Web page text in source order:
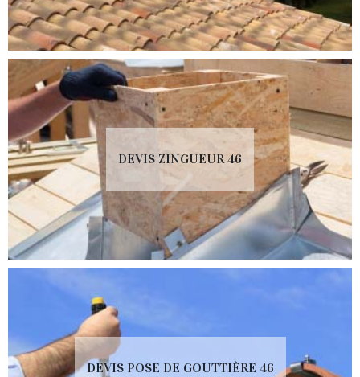
DEVIS ZINGUEUR 46
DEVIS POSE DE GOUTTIÈRE 46